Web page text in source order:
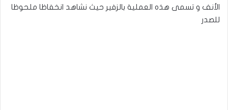
الأنف و تسمى هذه العملية بالزفير حيث نشاهد انخفاظا ملحوظا
للصدر